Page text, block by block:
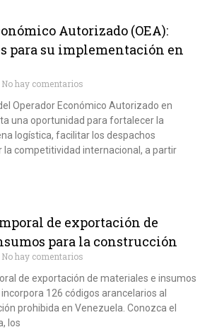
Autorizado (OEA):
para su implementación en
No hay comentarios
Operador Económico Autorizado en
una oportunidad para fortalecer la
logística, facilitar los despachos
la competitividad internacional, a partir
de exportación de
para la construcción
No hay comentarios
de exportación de materiales e insumos
126 códigos arancelarios al
prohibida en Venezuela. Conozca el
los